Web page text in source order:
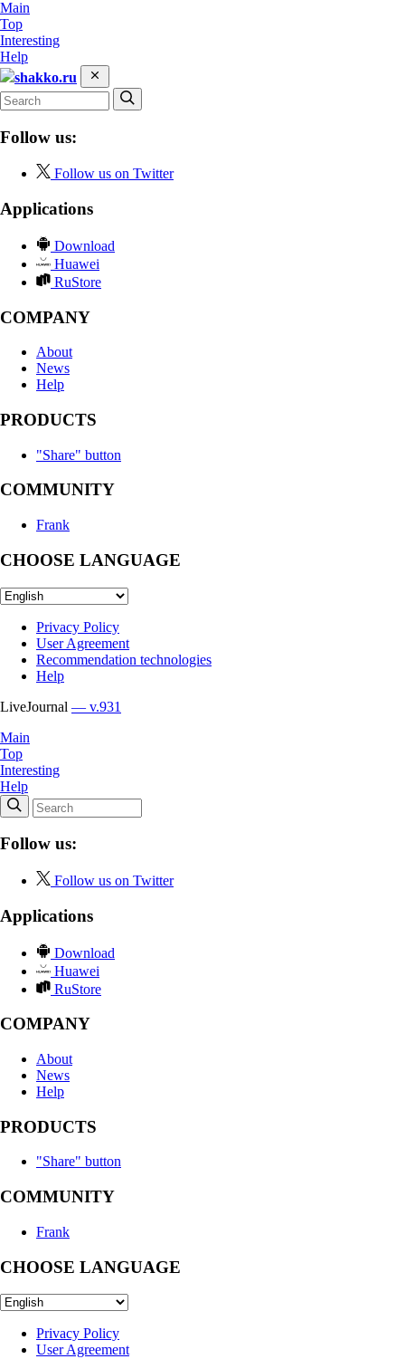
Main
Top
Interesting
Help
shakko.ru
Follow us:
Follow us on Twitter
Applications
Download
Huawei
RuStore
COMPANY
About
News
Help
PRODUCTS
"Share" button
COMMUNITY
Frank
CHOOSE LANGUAGE
Privacy Policy
User Agreement
Recommendation technologies
Help
LiveJournal — v.931
Main
Top
Interesting
Help
Follow us:
Follow us on Twitter
Applications
Download
Huawei
RuStore
COMPANY
About
News
Help
PRODUCTS
"Share" button
COMMUNITY
Frank
CHOOSE LANGUAGE
Privacy Policy
User Agreement